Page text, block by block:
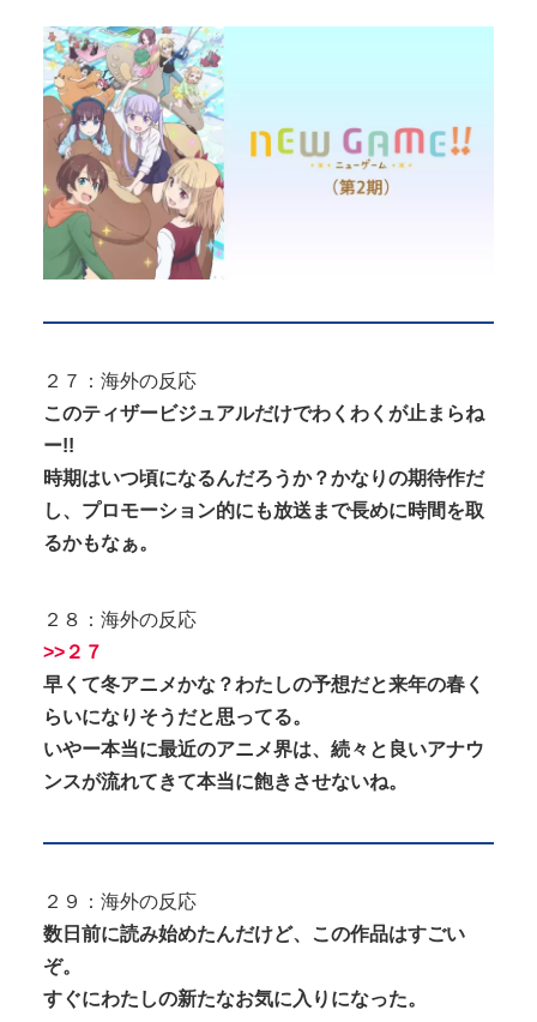
２７：海外の反応
このティザービジュアルだけでわくわくが止まらね
ー!!
時期はいつ頃になるんだろうか？かなりの期待作だ
し、プロモーション的にも放送まで長めに時間を取
るかもなぁ。
２８：海外の反応
>>２７
早くて冬アニメかな？わたしの予想だと来年の春く
らいになりそうだと思ってる。
いやー本当に最近のアニメ界は、続々と良いアナウ
ンスが流れてきて本当に飽きさせないね。
２９：海外の反応
数日前に読み始めたんだけど、この作品はすごい
ぞ。
すぐにわたしの新たなお気に入りになった。